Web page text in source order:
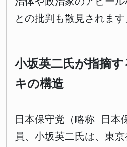
との批判も散見されます
小坂英二氏が指摘
キの構造
日本保守党（略称 日本
員、小坂英二氏は、東